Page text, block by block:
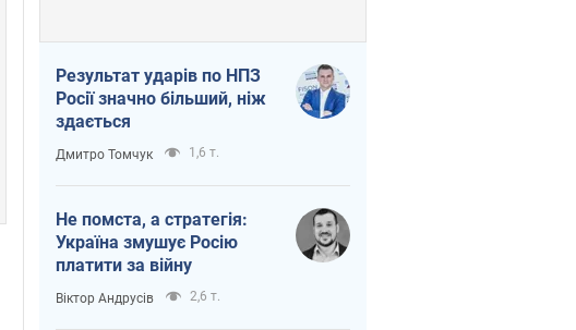
Результат ударів по НПЗ
Росії значно більший, ніж
здається
Дмитро Томчук 1,6 т.
Не помста, а стратегія:
Україна змушує Росію
платити за війну
Віктор Андрусів 2,6 т.